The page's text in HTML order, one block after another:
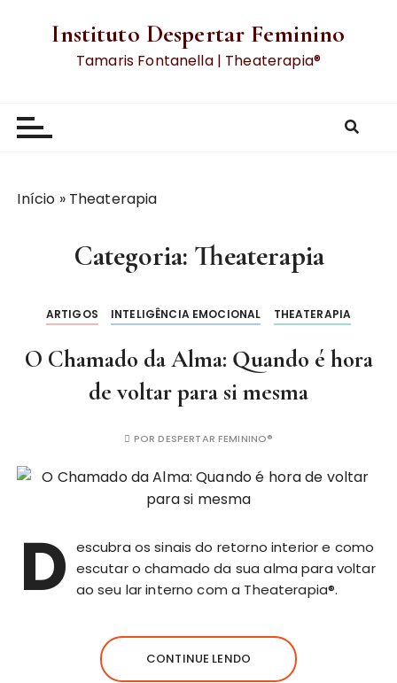
Instituto Despertar Feminino
Tamaris Fontanella | Theaterapia®
Início » Theaterapia
Categoria: Theaterapia
ARTIGOS INTELIGÊNCIA EMOCIONAL THEATERAPIA
O Chamado da Alma: Quando é hora
de voltar para si mesma
PORDESPERTAR FEMININO®
D escubra os sinais do retorno interior e como
escutar o chamado da sua alma para voltar
ao seu lar interno com a Theaterapia®.
CONTINUE LENDO